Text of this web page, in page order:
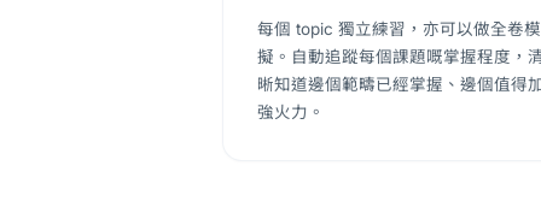
每個 topic 獨立練習，亦可以做全卷模
擬。自動追蹤每個課題嘅掌握程度，
晰知道邊個範疇已經掌握、邊個值得
強火力。